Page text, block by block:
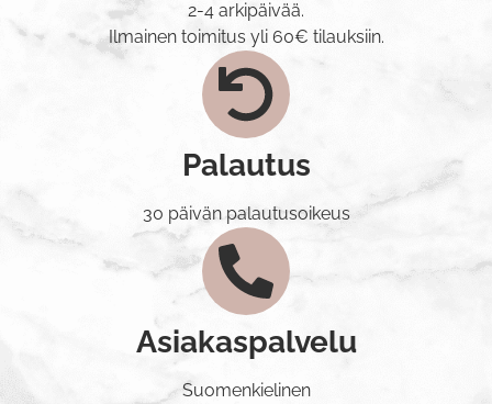
2-4 arkipäivää.
Ilmainen toimitus yli 60€ tilauksiin.
Palautus
30 päivän palautusoikeus
Asiakaspalvelu
Suomenkielinen